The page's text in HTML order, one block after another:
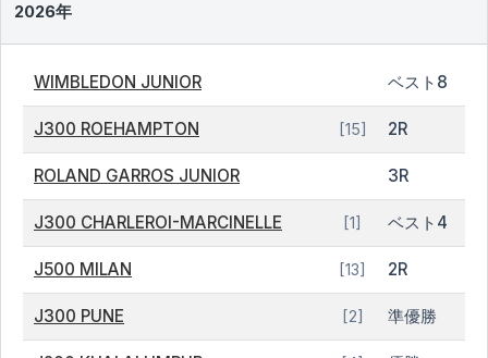
2026年
WIMBLEDON JUNIOR ベスト8
J300 ROEHAMPTON [15] 2R
ROLAND GARROS JUNIOR 3R
J300 CHARLEROI-MARCINELLE [1] ベスト4
J500 MILAN [13] 2R
J300 PUNE [2] 準優勝